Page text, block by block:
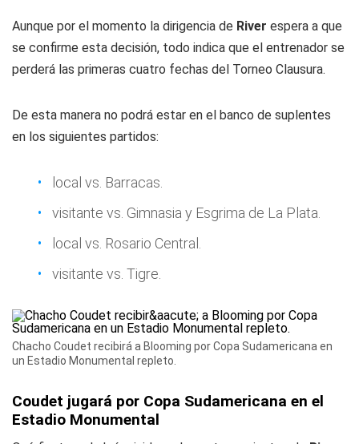
Aunque por el momento la dirigencia de River espera a que
se confirme esta decisión, todo indica que el entrenador se
perderá las primeras cuatro fechas del Torneo Clausura.
De esta manera no podrá estar en el banco de suplentes
en los siguientes partidos:
local vs. Barracas.
visitante vs. Gimnasia y Esgrima de La Plata.
local vs. Rosario Central.
visitante vs. Tigre.
Chacho Coudet recibirá a Blooming por Copa Sudamericana en
un Estadio Monumental repleto.
Coudet jugará por Copa Sudamericana en el
Estadio Monumental